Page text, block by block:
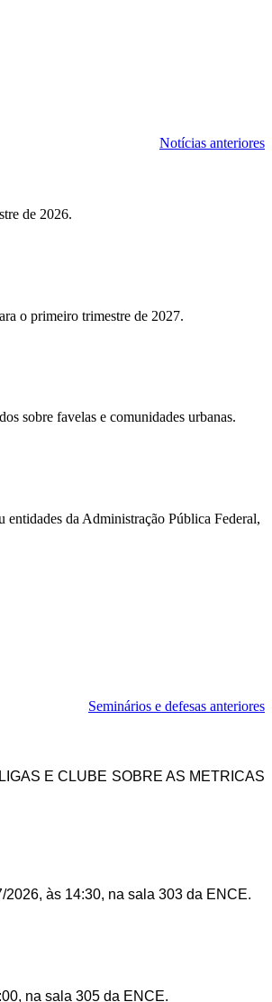
Notícias anteriores
de 2026.
o primeiro trimestre de 2027.
sobre favelas e comunidades urbanas.
entidades da Administração Pública Federal,
Seminários e defesas anteriores
E CLUBE SOBRE AS METRICAS
2026, às 14:30, na sala 303 da ENCE.
na sala 305 da ENCE.